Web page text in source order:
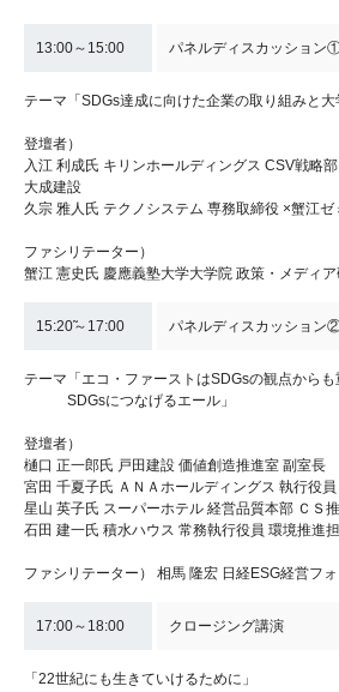
13:00～15:00 パネルディスカッション
テーマ「SDGs達成に向けた企業の取り組みと大
登壇者）
入江 利成氏 キリンホールディングス CSV戦略
大成建設
久宗 雅人氏 テクノシステム 専務取締役 ×蟹江ゼ
ファシリテーター）
蟹江 憲史氏 慶應義塾大学大学院 政策・メディ
15:20̃～17:00 パネルディスカッション
テーマ「エコ・ファーストはSDGsの観点から
SDGsにつなげるエール」
登壇者）
樋口 正一郎氏 戸田建設 価値創造推進室 副室長
宮田 千夏子氏 ＡＮＡホールディングス 執行役
星山 英子氏 スーパーホテル 経営品質本部 ＣＳ
石田 建一氏 積水ハウス 常務執行役員 環境推進
ファシリテーター） 相馬 隆宏 日経ESG経営フ
17:00～18:00 クロージング講演
「22世紀にも生きていけるために」